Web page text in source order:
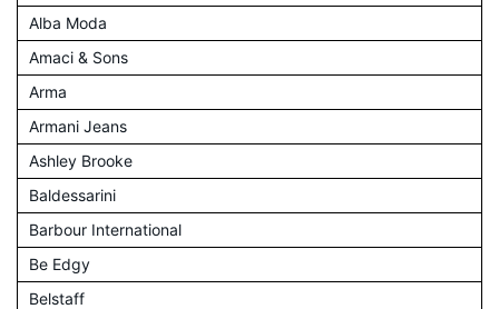
Alba Moda
Amaci & Sons
Arma
Armani Jeans
Ashley Brooke
Baldessarini
Barbour International
Be Edgy
Belstaff